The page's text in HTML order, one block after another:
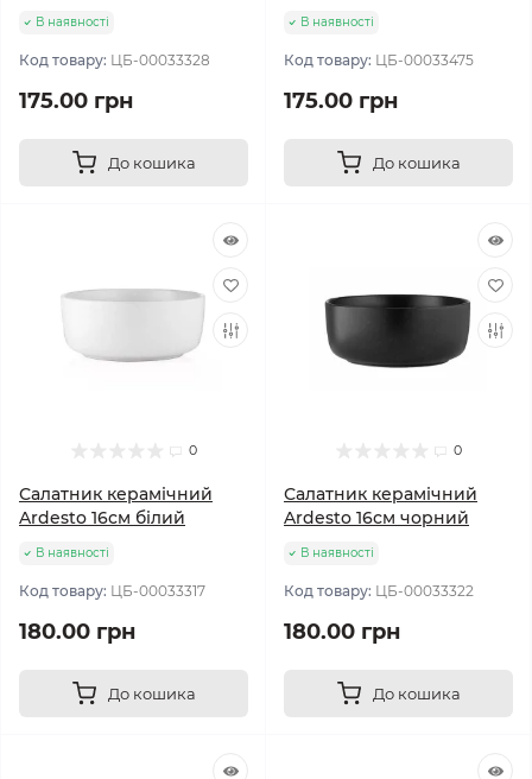
В наявності
Код товару: ЦБ-00033328
175.00 грн
До кошика
В наявності
Код товару: ЦБ-00033475
175.00 грн
До кошика
0
Салатник керамічний
Ardesto 16см білий
В наявності
Код товару: ЦБ-00033317
180.00 грн
До кошика
0
Салатник керамічний
Ardesto 16см чорний
В наявності
Код товару: ЦБ-00033322
180.00 грн
До кошика